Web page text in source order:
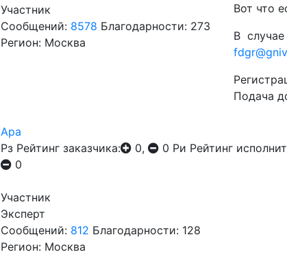
Участник
Сообщений: 8578 Благодарности: 273
Регион: Москва
Вот что
В
Подача
Ара
Рз Рейтинг заказчика: 0, 0 Ри Рейтинг
0
Участник
Эксперт
Сообщений: 812 Благодарности: 128
Регион: Москва